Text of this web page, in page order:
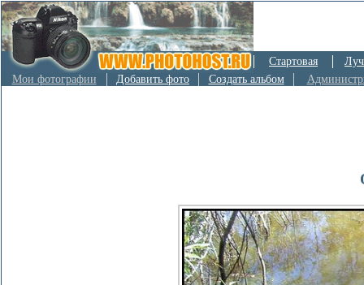
Стартовая
Мои фотографии
Добавить фото Создать альбом